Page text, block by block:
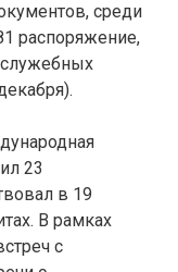
среди
распоряжение,
служебных
23
в 19
В рамках
с